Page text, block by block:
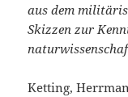
aus dem
Skizzen zur
Ketting,